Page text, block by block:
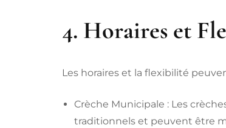
4. Horaires et
Les horaires et la flexibilité
Crèche Municipale : Les
traditionnels et peuvent être